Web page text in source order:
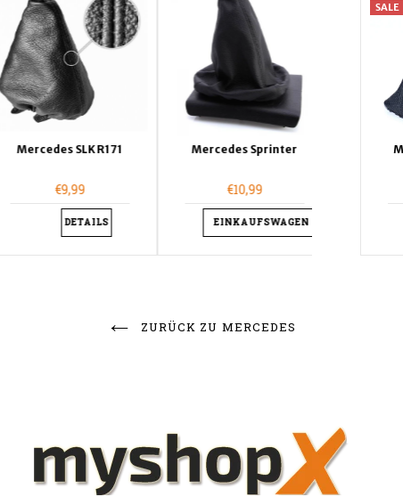
Mercedes SLK R171
€9,99
DETAILS
Mercedes Sprinter
€10,99
EINKAUFSWAGEN
Mercedes W123
€11,99
EINKAUFSWAGEN
Mercedes W124
€9,99
DETAILS
SALE
ZURÜCK ZU MERCEDES